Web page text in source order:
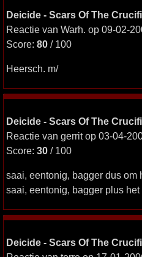
Deicide - Scars Of The
Reactie van Warh. op 09-02-
Score: 80 / 100
Heersch. m/
Deicide - Scars Of The
Reactie van gerrit op 03-04-
Score: 30 / 100
saai, eentonig, bagger dus om
saai, eentonig, bagger plus
Deicide - Scars Of The